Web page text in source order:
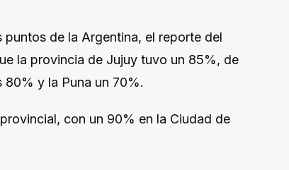
puntos de la Argentina, el reporte del
la provincia de Jujuy tuvo un 85%, de
80% y la Puna un 70%.
con un 90% en la Ciudad de